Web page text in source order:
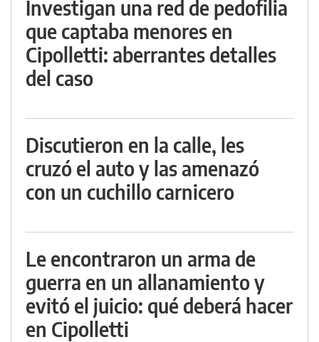
Investigan una red de pedofilia
que captaba menores en
Cipolletti: aberrantes detalles
del caso
Discutieron en la calle, les
cruzó el auto y las amenazó
con un cuchillo carnicero
Le encontraron un arma de
guerra en un allanamiento y
evitó el juicio: qué deberá hacer
en Cipolletti